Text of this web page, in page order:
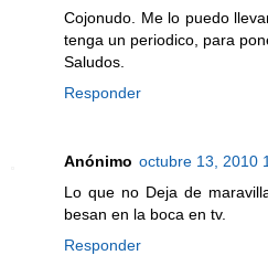
Cojonudo. Me lo puedo
tenga un periodico, para
Saludos.
Responder
Anónimo octubre 13, 2010
Lo que no Deja de
besan en la boca en tv.
Responder